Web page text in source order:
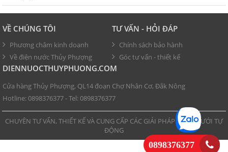
VỀ CHÚNG TÔI
Phương châm kinh doanh
Về điện nước Thủy Phượng
TƯ VẤN - HỎI ĐÁP
Chính sách bảo hành
Góc tư vấn - thiết kế
DIENNUOCTHUYPHUONG.COM
Cửa hàng Thủy Phượng, QL14 đoạn Chợ Nhân Cơ, Đắk Nông
Hotline:0898376377- Tel:0898376377
CHUYÊN TƯ VẤN, THIẾT KẾ VÀ CUNG CẤP CÁC GIẢI PHÁP PHUN TƯỚI TỰ
ĐỘNG
0898376377